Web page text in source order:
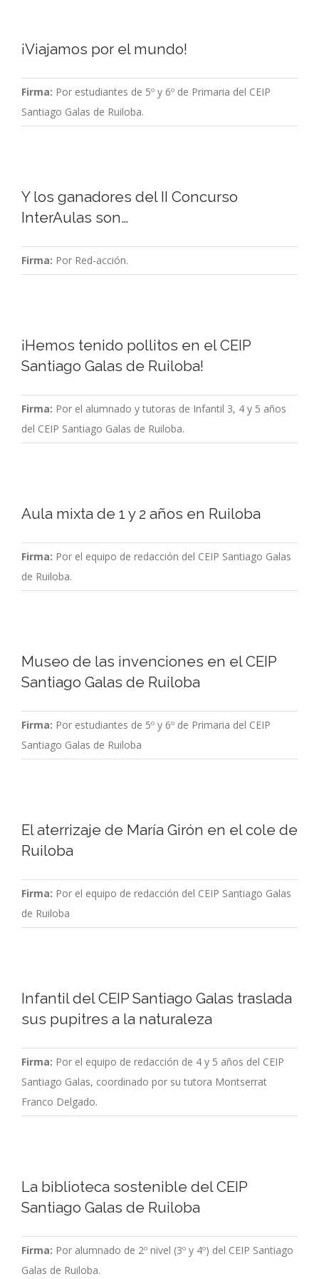
¡Viajamos por el mundo!
Firma: Por estudiantes de 5º y 6º de Primaria del CEIP
Santiago Galas de Ruiloba.
Y los ganadores del II Concurso
InterAulas son…
Firma: Por Red-acción.
¡Hemos tenido pollitos en el CEIP
Santiago Galas de Ruiloba!
Firma: Por el alumnado y tutoras de Infantil 3, 4 y 5 años
del CEIP Santiago Galas de Ruiloba.
Aula mixta de 1 y 2 años en Ruiloba
Firma: Por el equipo de redacción del CEIP Santiago Galas
de Ruiloba.
Museo de las invenciones en el CEIP
Santiago Galas de Ruiloba
Firma: Por estudiantes de 5º y 6º de Primaria del CEIP
Santiago Galas de Ruiloba
El aterrizaje de María Girón en el cole de
Ruiloba
Firma: Por el equipo de redacción del CEIP Santiago Galas
de Ruiloba
Infantil del CEIP Santiago Galas traslada
sus pupitres a la naturaleza
Firma: Por el equipo de redacción de 4 y 5 años del CEIP
Santiago Galas, coordinado por su tutora Montserrat
Franco Delgado.
La biblioteca sostenible del CEIP
Santiago Galas de Ruiloba
Firma: Por alumnado de 2º nivel (3º y 4º) del CEIP Santiago
Galas de Ruiloba.